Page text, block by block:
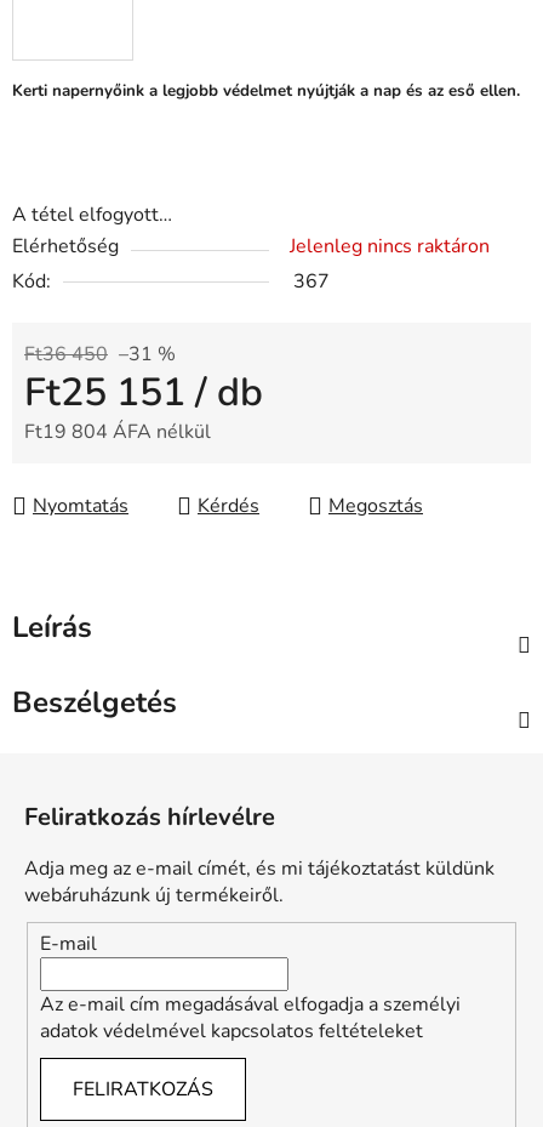
Kerti napernyőink a legjobb védelmet nyújtják a nap és az eső ellen.
A tétel elfogyott…
Elérhetőség
Jelenleg nincs raktáron
Kód:
367
Ft36 450 –31 %
Ft25 151/ db
Ft19 804 ÁFA nélkül
Nyomtatás
Kérdés Megosztás
Leírás
Beszélgetés
Feliratkozás hírlevélre
Adja meg az e-mail címét, és mi tájékoztatást küldünk
webáruházunk új termékeiről.
E-mail
Az e-mail cím megadásával elfogadja a személyi
adatok védelmével kapcsolatos feltételeket
FELIRATKOZÁS